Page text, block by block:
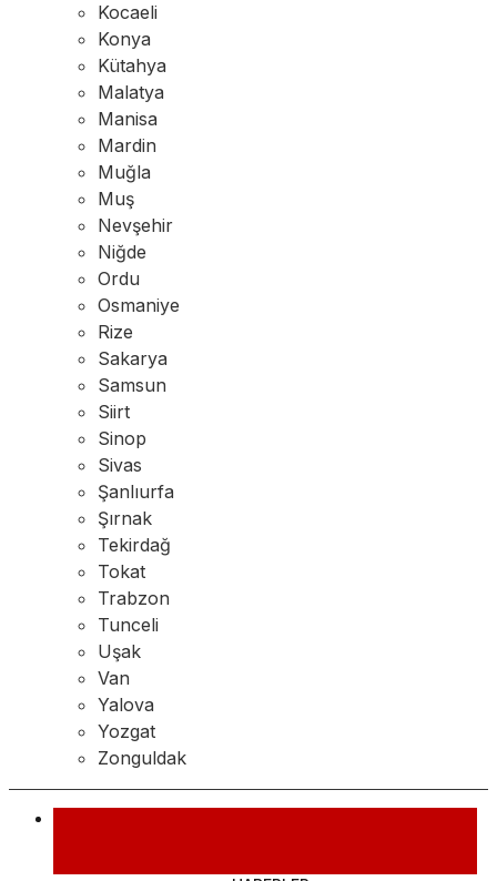
Kocaeli
Konya
Kütahya
Malatya
Manisa
Mardin
Muğla
Muş
Nevşehir
Niğde
Ordu
Osmaniye
Rize
Sakarya
Samsun
Siirt
Sinop
Sivas
Şanlıurfa
Şırnak
Tekirdağ
Tokat
Trabzon
Tunceli
Uşak
Van
Yalova
Yozgat
Zonguldak